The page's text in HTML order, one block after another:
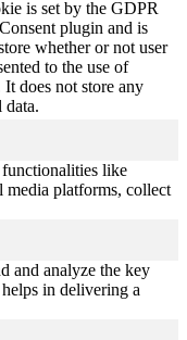
is set by the GDPR
plugin and is
whether or not user
to the use of
It does not store any
data.
like
media platforms, collect
and analyze the key
in delivering a